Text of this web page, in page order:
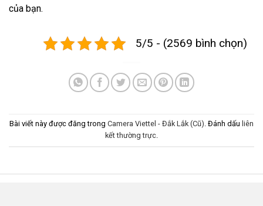
của bạn.
5/5 - (2569 bình chọn)
Bài viết này được đăng trong Camera Viettel - Đắk Lắk (Cũ). Đánh dấu liên
kết thường trực.